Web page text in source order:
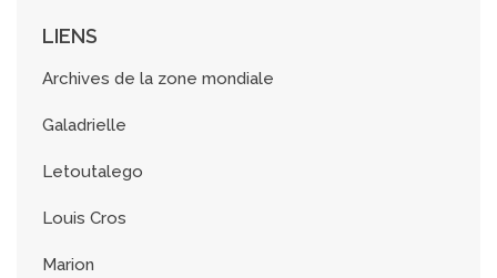
LIENS
Archives de la zone mondiale
Galadrielle
Letoutalego
Louis Cros
Marion